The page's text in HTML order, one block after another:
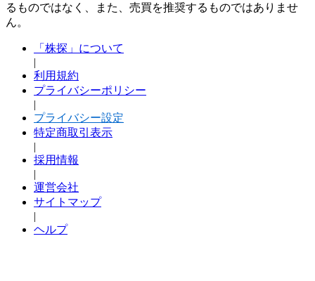
るものではなく、また、売買を推奨するものではありませ
ん。
「株探」について
|
利用規約
プライバシーポリシー
|
プライバシー設定
特定商取引表示
|
採用情報
|
運営会社
サイトマップ
|
ヘルプ